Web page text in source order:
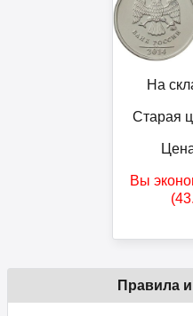
На
Старая
Вы
Правила